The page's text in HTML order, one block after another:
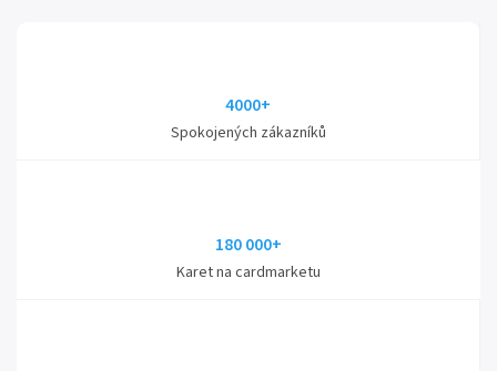
4000+
Spokojených zákazníků
180 000+
Karet na cardmarketu